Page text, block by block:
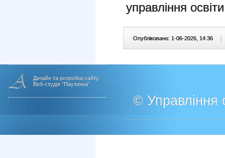
управління
Опубліковано: 1-06-2026, 14:36 |
Дизайн та розробка сайту
Веб-студія "Паутинка"
© Управління